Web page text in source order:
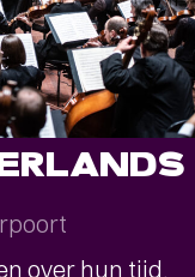
over hun tijd.